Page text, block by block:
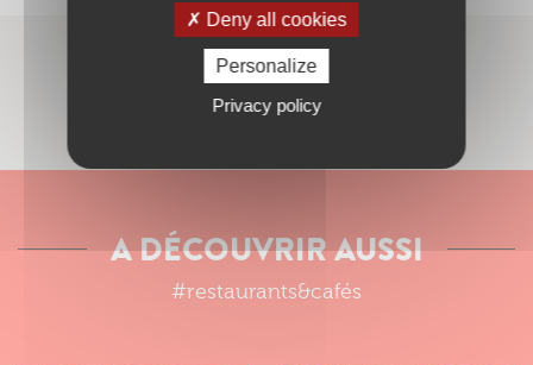
A DÉCOUVRIR AUSSI
#restaurants&cafés
Deny all cookies
Personalize
Privacy policy